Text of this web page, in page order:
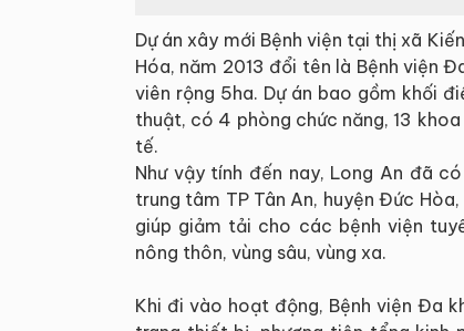
Dự án xây mới Bệnh viện tại thị xã
Hóa, năm 2013 đổi tên là Bệnh viện
viên rộng 5ha. Dự án bao gồm khối
thuật, có 4 phòng chức năng, 13
tế.
Như vậy tính đến nay, Long An đã
trung tâm TP Tân An, huyện Đức
giúp giảm tải cho các bệnh viện
nông thôn, vùng sâu, vùng xa.
Khi đi vào hoạt động, Bệnh viện Đa